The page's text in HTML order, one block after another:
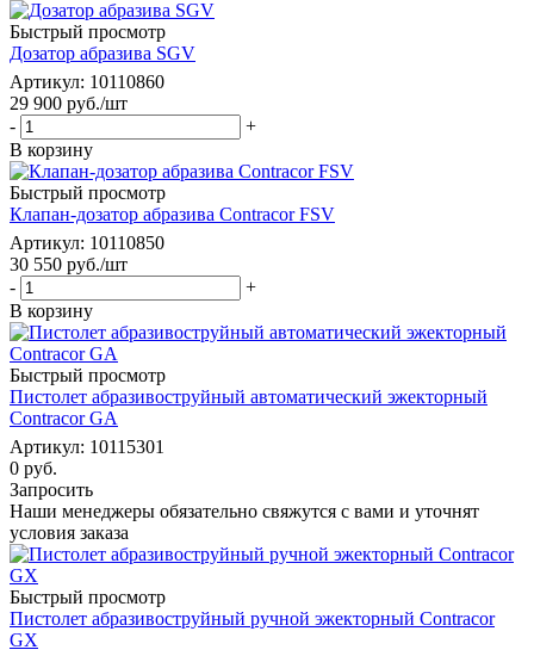
Быстрый просмотр
Дозатор абразива SGV
Артикул: 10110860
29 900 руб./шт
-
+
В корзину
Быстрый просмотр
Клапан-дозатор абразива Contracor FSV
Артикул: 10110850
30 550 руб./шт
-
+
В корзину
Быстрый просмотр
Пистолет абразивоструйный автоматический эжекторный
Contracor GA
Артикул: 10115301
0 руб.
Запросить
Наши менеджеры обязательно свяжутся с вами и уточнят
условия заказа
Быстрый просмотр
Пистолет абразивоструйный ручной эжекторный Contracor
GX